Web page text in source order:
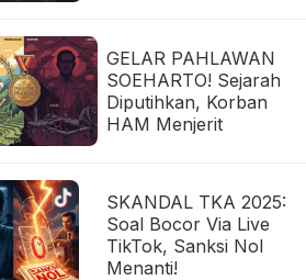
GELAR PAHLAWAN
SOEHARTO! Sejarah
Diputihkan, Korban
HAM Menjerit
SKANDAL TKA 2025:
Soal Bocor Via Live
TikTok, Sanksi Nol
Menanti!